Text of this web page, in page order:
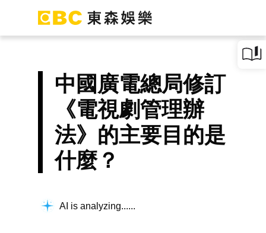
中國廣電總局修訂
《電視劇管理辦
法》的主要目的是
什麼？
AI is analyzing...